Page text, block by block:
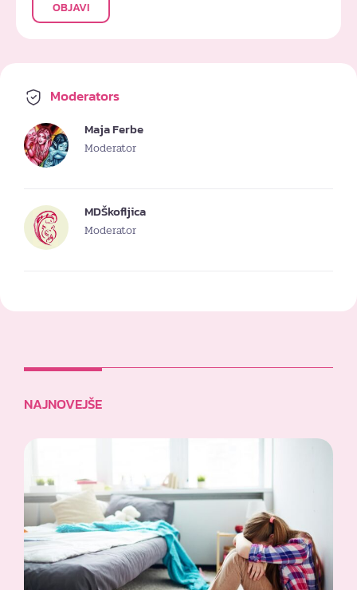
OBJAVI
Moderators
Maja Ferbe
Moderator
MDŠkofljica
Moderator
NAJNOVEJŠE